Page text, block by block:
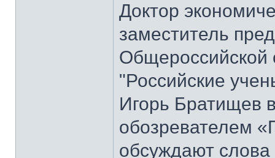
Доктор
заместитель
Общероссийской
"Российские
Игорь Братищев
обозревателем
обсуждают